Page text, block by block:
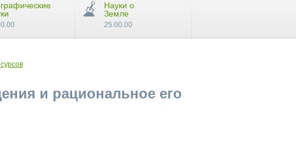
и рациональное его
Науки о
Земле
25.00.00